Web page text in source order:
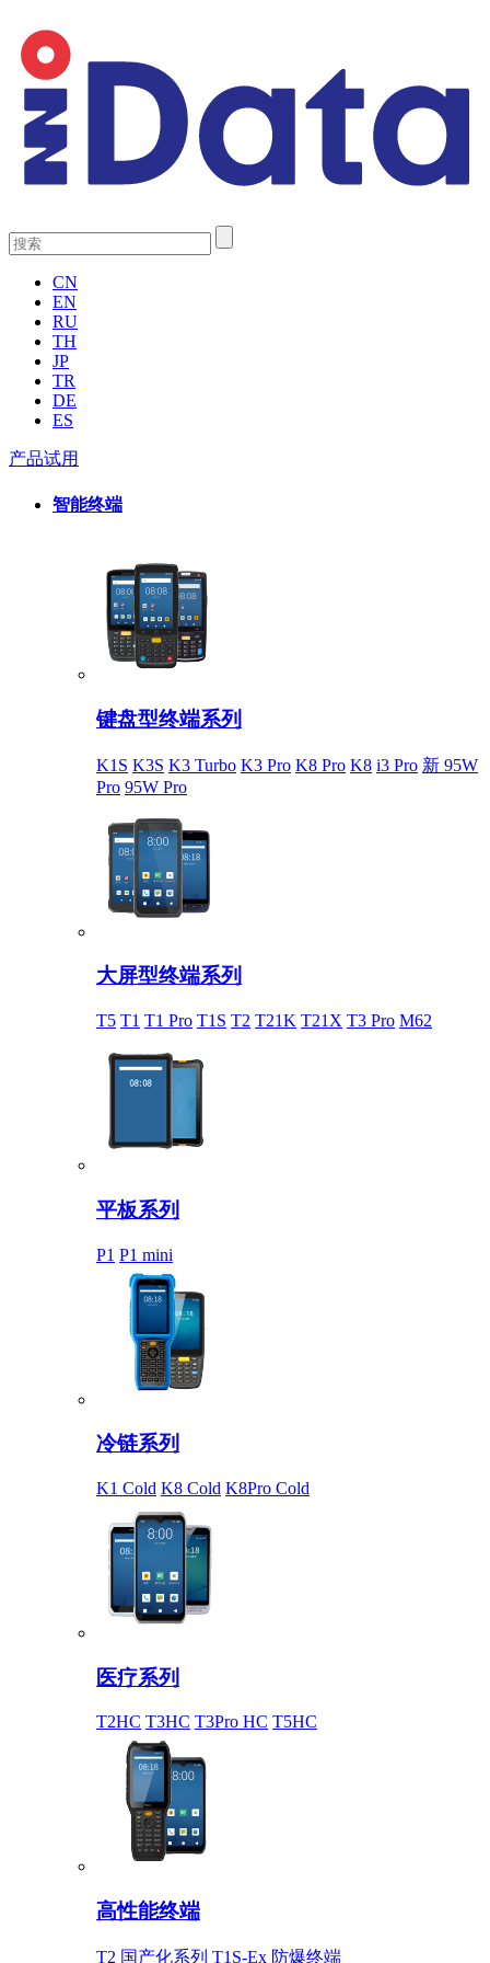
CN
EN
RU
TH
JP
TR
DE
ES
产品试用
智能终端
键盘型终端系列
K1S K3S K3 Turbo K3 Pro K8 Pro K8 i3 Pro 新 95W
Pro 95W Pro
大屏型终端系列
T5 T1 T1 Pro T1S T2 T21K T21X T3 Pro M62
平板系列
P1 P1 mini
冷链系列
K1 Cold K8 Cold K8Pro Cold
医疗系列
T2HC T3HC T3Pro HC T5HC
高性能终端
T2 国产化系列 T1S-Ex 防爆终端